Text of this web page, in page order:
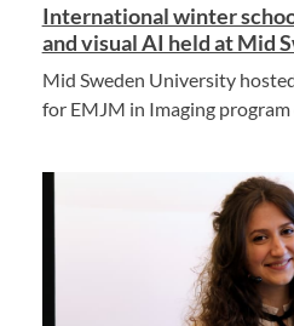
International winter
and visual AI held at Mid
Mid Sweden University
for EMJM in Imaging program